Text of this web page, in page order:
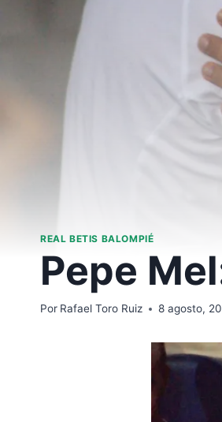
REAL BETIS BALOMPIÉ
Pepe
Por Rafael Toro Ruiz 8 agosto,